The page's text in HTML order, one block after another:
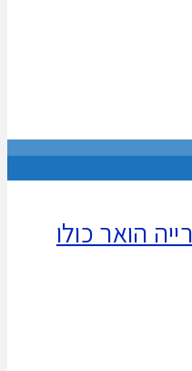
הואר כולו